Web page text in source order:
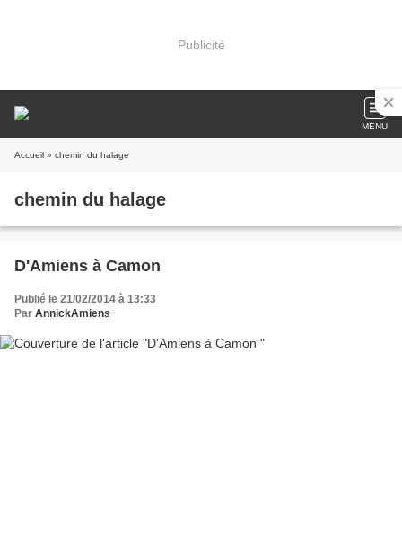
Publicité
MENU
Accueil » chemin du halage
chemin du halage
D'Amiens à Camon
Publié le 21/02/2014 à 13:33
Par AnnickAmiens